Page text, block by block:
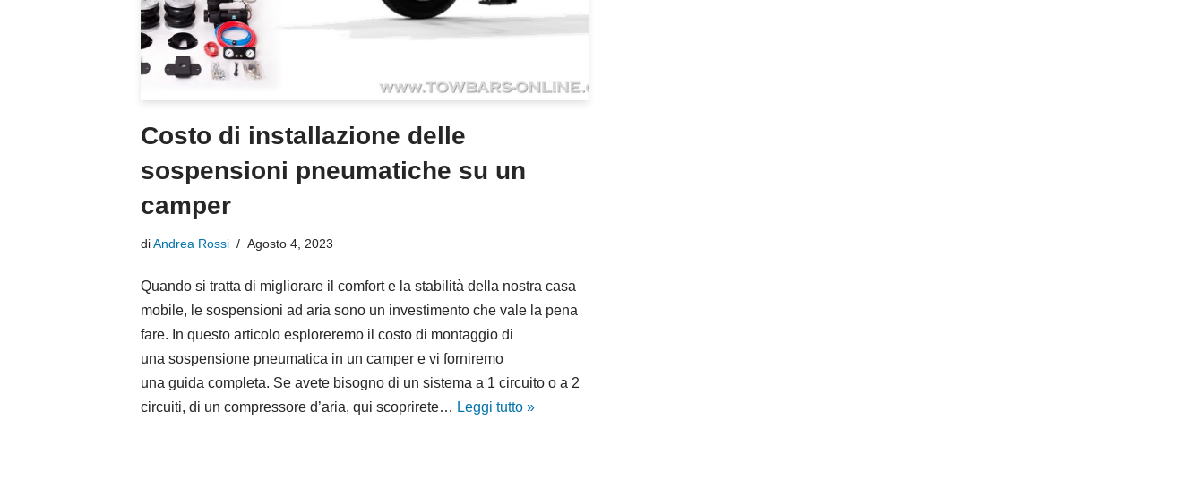
Costo di installazione delle
sospensioni pneumatiche su un
camper
diAndrea Rossi Agosto 4, 2023
Quando si tratta di migliorare il comfort e la stabilità della nostra casa
mobile, le sospensioni ad aria sono un investimento che vale la pena
fare. In questo articolo esploreremo il costo di montaggio di
una sospensione pneumatica in un camper e vi forniremo
una guida completa. Se avete bisogno di un sistema a 1 circuito o a 2
circuiti, di un compressore d’aria, qui scoprirete… Leggi tutto »